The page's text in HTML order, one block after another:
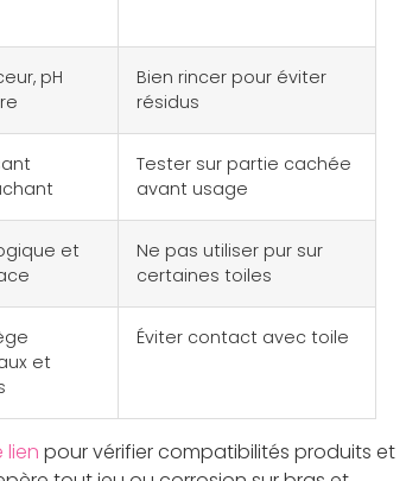
pH
Bien rincer pour éviter
résidus
Tester sur partie cachée
avant usage
et
Ne pas utiliser pur sur
certaines toiles
et
Éviter contact avec toile
lien pour vérifier compatibilités produits et